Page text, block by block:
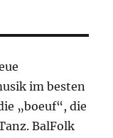
im besten
„boeuf“, die
BalFolk